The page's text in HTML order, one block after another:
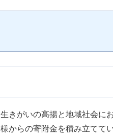
がいの高揚と地域社会に
からの寄附金を積み立ててい